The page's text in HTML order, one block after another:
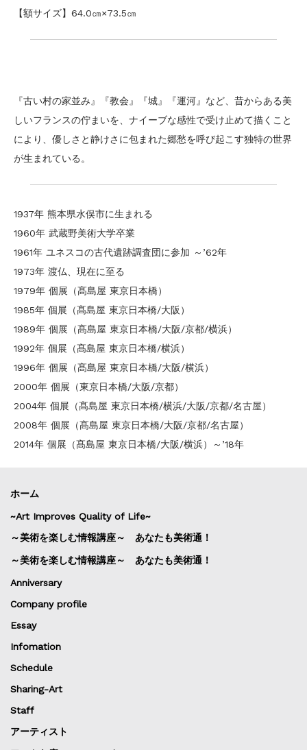
【額サイズ】64.0㎝×73.5㎝
『古い村の家並み』『教会』『城』『運河』など、昔からある美
しいフランスの佇まいを、ナイーブな感性で受け止めて描くこと
により、優しさと静けさに包まれた郷愁を呼び起こす独特の世界
が生まれている。
1937年 熊本県水俣市に生まれる
1960年 武蔵野美術大学卒業
1961年 ユネスコの古代遺跡調査団に参加 ～’62年
1973年 渡仏、現在に至る
1979年 個展（髙島屋 東京日本橋）
1985年 個展（髙島屋 東京日本橋/大阪）
1989年 個展（髙島屋 東京日本橋/大阪/京都/横浜）
1992年 個展（髙島屋 東京日本橋/横浜）
1996年 個展（髙島屋 東京日本橋/大阪/横浜）
2000年 個展（東京日本橋/大阪/京都）
2004年 個展（髙島屋 東京日本橋/横浜/大阪/京都/名古屋）
2008年 個展（髙島屋 東京日本橋/大阪/京都/名古屋）
2014年 個展（髙島屋 東京日本橋/大阪/横浜）～’18年
ホーム
~Art Improves Quality of Life~
～美術を楽しむ情報講座～ あなたも美術通！
～美術を楽しむ情報講座～ あなたも美術通！
Anniversary
Company profile
Essay
Infomation
Schedule
Sharing-Art
Staff
アーティスト